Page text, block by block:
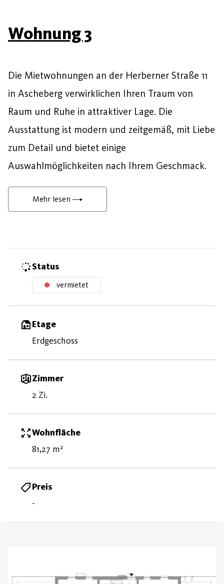
Wohnung 3
Die Mietwohnungen an der Herberner Straße 11
in Ascheberg verwirklichen Ihren Traum von
Raum und Ruhe in attraktiver Lage. Die
Ausstattung ist modern und zeitgemäß, mit Liebe
zum Detail und bietet einige
Auswahlmöglichkeiten nach Ihrem Geschmack.
Mehr lesen
Status
vermietet
Etage
Erdgeschoss
Zimmer
2 Zi.
Wohnfläche
81,27 m²
Preis
-